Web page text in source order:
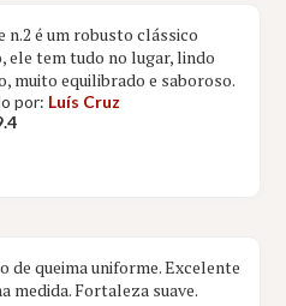
n.2 é um robusto clássico
ele tem tudo no lugar, lindo
muito equilibrado e saboroso.
por: Luís Cruz
de queima uniforme. Excelente
medida. Fortaleza suave.